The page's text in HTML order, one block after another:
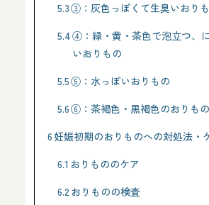
5.3③：灰色っぽくて生臭いおり
5.4④：緑・黄・茶色で泡立つ、
いおりもの
5.5⑤：水っぽいおりもの
5.6⑥：茶褐色・黒褐色のおりもの
6 妊娠初期のおりものへの対処法・
6.1 おりもののケア
6.2 おりものの検査